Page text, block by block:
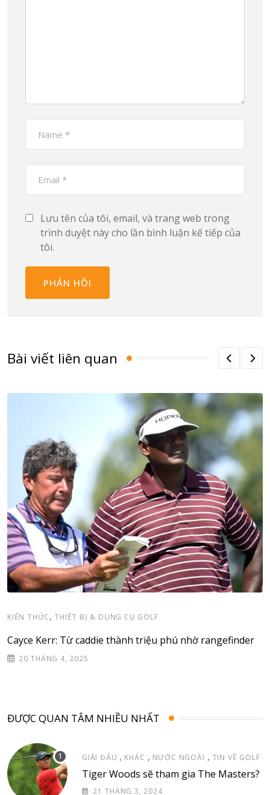
Lưu tên của tôi, email, và trang web trong
trình duyệt này cho lần bình luận kế tiếp của
tôi.
Bài viết liên quan
KIẾN THỨC, THIẾT BỊ & DỤNG CỤ GOLF
Cayce Kerr: Từ caddie thành triệu phú nhờ rangefinder
20 THÁNG 4, 2025
ĐƯỢC QUAN TÂM NHIỀU NHẤT
GIẢI ĐẤU , KHÁC , NƯỚC NGOÀI , TIN VỀ GOLF
Tiger Woods sẽ tham gia The Masters?
21 THÁNG 3, 2024